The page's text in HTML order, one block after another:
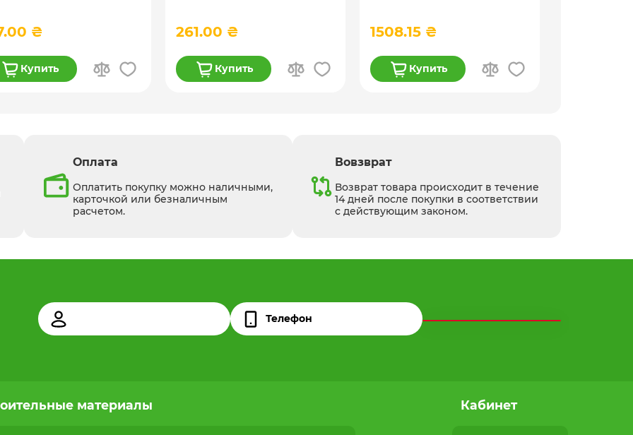
₴
Купить
261.00 ₴
Купить
1508.15 ₴
Купить
Оплата
Оплатить покупку можно наличными,
карточкой или безналичным
расчетом.
Вовзврат
Возврат товара происходит в течение
14 дней после покупки в соответствии
с действующим законом.
материалы Кабинет